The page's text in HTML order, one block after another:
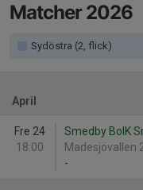
Matcher 2026
Sydöstra (2, flick)
April
Fre 24
18:00
Smedby BoIK
Madesjövallen
-